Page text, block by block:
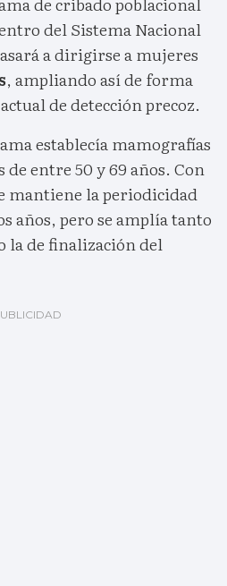
del Sistema Nacional
a dirigirse a mujeres
, ampliando así de forma
de detección precoz.
establecía mamografías
entre 50 y 69 años. Con
mantiene la periodicidad
años, pero se amplía tanto
la de finalización del